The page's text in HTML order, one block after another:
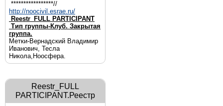
*****************//
http://noocivil.esrae.ru/
Reestr_FULL PARTICIPANT
Тип группы-Клуб. Закрытая
группа.
Метки-Вернадский Владимир
Иванович, Тесла
Никола,Ноосфера.
Reestr_FULL
PARTICIPANT.Реестр